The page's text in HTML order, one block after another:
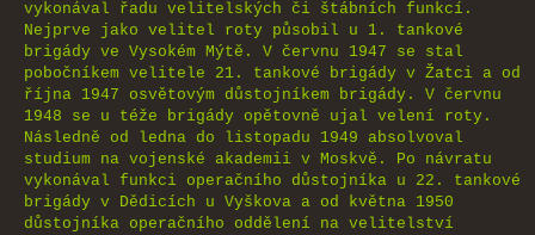
vykonával řadu velitelských či štábních funkcí.
Nejprve jako velitel roty působil u 1. tankové
brigády ve Vysokém Mýtě. V červnu 1947 se stal
pobočníkem velitele 21. tankové brigády v Žatci a od
října 1947 osvětovým důstojníkem brigády. V červnu
1948 se u téže brigády opětovně ujal velení roty.
Následně od ledna do listopadu 1949 absolvoval
studium na vojenské akademii v Moskvě. Po návratu
vykonával funkci operačního důstojníka u 22. tankové
brigády v Dědicích u Vyškova a od května 1950
důstojníka operačního oddělení na velitelství